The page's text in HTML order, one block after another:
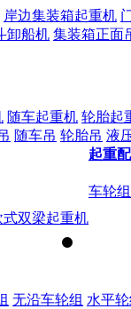
岸边集装箱起重机
卸船机 集装箱正面
随车起重机 轮胎起
随车吊 轮胎吊 液
式双梁起重机
起重
车轮组
无沿车轮组 水平